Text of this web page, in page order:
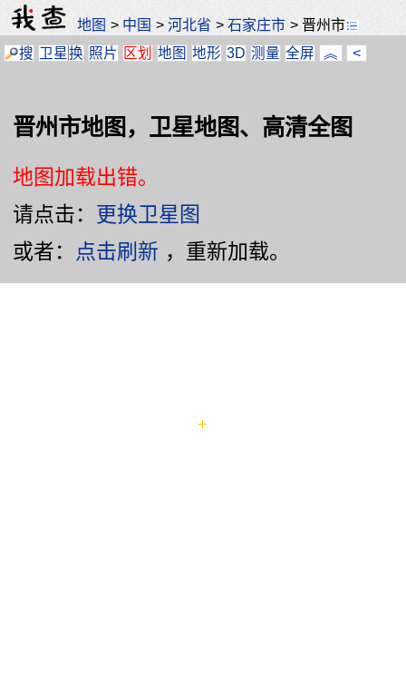
地图 > 中国 >河北省 >石家庄市 > 晋州市
搜 卫星换 照片 区划 地图 地形 3D 测量 全屏 ︽ <
晋州市地图，卫星地图、高清全图
地图加载出错。
请点击： 更换卫星图
或者： 点击刷新 ，重新加载。